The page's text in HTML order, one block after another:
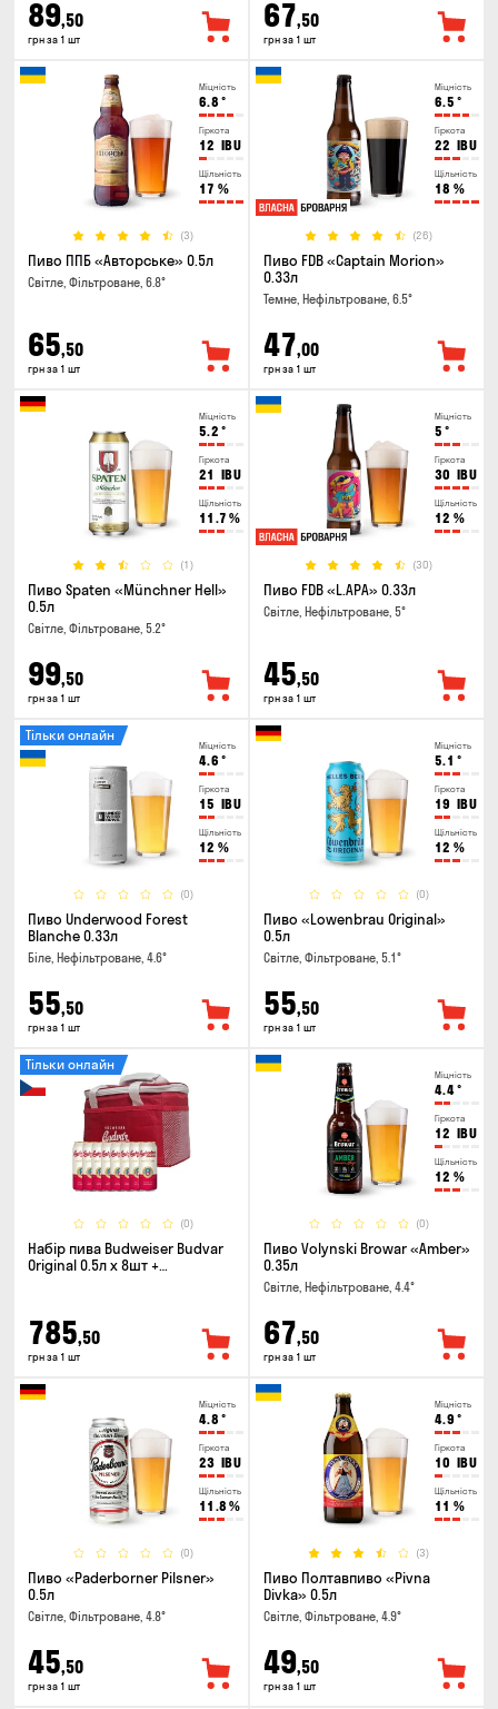
89,50
грн за 1 шт
67,50
грн за 1 шт
Міцність
6.8 °
Гіркота
12 IBU
Щільність
17 %
(3)
Пиво ППБ «Авторське» 0.5л
Світле, Фільтроване, 6.8°
65,50
грн за 1 шт
Міцність
6.5 °
Гіркота
22 IBU
Щільність
18 %
(26)
Пиво FDB «Captain Morion»
0.33л
Темне, Нефільтроване, 6.5°
47,00
грн за 1 шт
Міцність
5.2 °
Гіркота
21 IBU
Щільність
11.7 %
(1)
Пиво Spaten «Münchner Hell»
0.5л
Світле, Фільтроване, 5.2°
99,50
грн за 1 шт
Міцність
5 °
Гіркота
30 IBU
Щільність
12 %
(30)
Пиво FDB «L.APA» 0.33л
Світле, Нефільтроване, 5°
45,50
грн за 1 шт
Міцність
4.6 °
Гіркота
15 IBU
Щільність
12 %
(0)
Тільки онлайн
Пиво Underwood Forest
Blanche 0.33л
Біле, Нефільтроване, 4.6°
55,50
грн за 1 шт
Міцність
5.1 °
Гіркота
19 IBU
Щільність
12 %
(0)
Пиво «Lowenbrau Original»
0.5л
Світле, Фільтроване, 5.1°
55,50
грн за 1 шт
(0)
Тільки онлайн
Набір пива Budweiser Budvar
Original 0.5л х 8шт +
785,50
грн за 1 шт
Міцність
4.4°
Гіркота
12 IBU
Щільність
12 %
(0)
Пиво Volynski Browar «Amber»
0.35л
Світле, Нефільтроване, 4.4°
67,50
грн за 1 шт
Міцність
4.8 °
Гіркота
23 IBU
Щільність
11.8 %
(0)
Пиво «Paderborner Pilsner»
0.5л
Світле, Фільтроване, 4.8°
45,50
грн за 1 шт
Міцність
4.9 °
Гіркота
10 IBU
Щільність
11 %
(3)
Пиво Полтавпиво «Pivna
Divka» 0.5л
Світле, Фільтроване, 4.9°
49,50
грн за 1 шт